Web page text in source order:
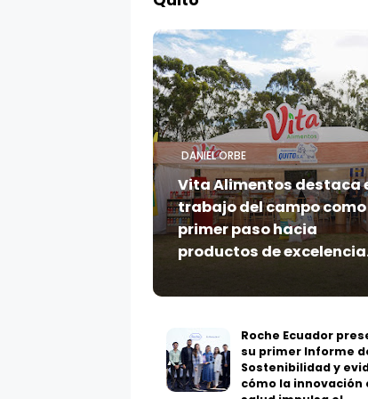
DANIEL ORBE
Vita Alimentos destaca
trabajo del campo como
primer paso hacia
productos de
Roche Ecuador
su primer Informe
Sostenibilidad y
cómo la innovación